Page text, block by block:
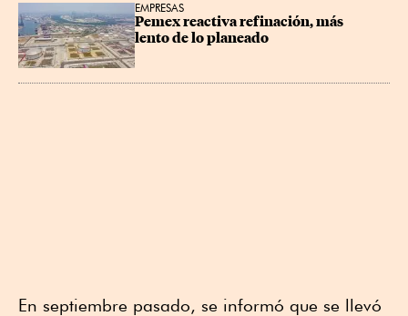
EMPRESAS
Pemex reactiva refinación, más
lento de lo planeado
En septiembre pasado, se informó que se llevó